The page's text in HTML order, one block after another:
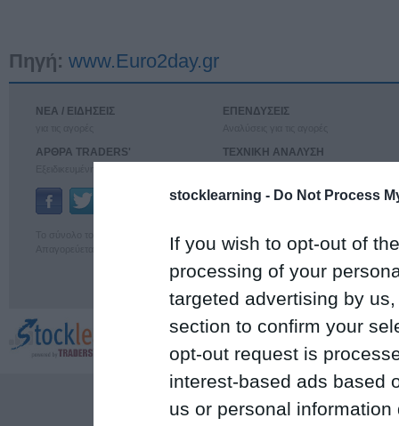
stocklearning - Do Not Process
If you wish to opt-out of
processing of your
targeted advertising by
section to confirm your
opt-out request is
interest-based ads based
us or personal
Πηγή: www.Euro2day.gr
ΝΕΑ / ΕΙΔΗΣΕΙΣ
ΑΡΘΡΑ TRADERS'
ΕΠΕΝΔΥΣΕΙΣ
ΤΕΧΝΙΚΗ ΑΝΑΛΥΣΗ
Ταυτότητα Επικοινωνία
Το σύνολο του περιεχομένου και των υπηρεσιών του euro2day διατίθεται στους
Απαγορεύεται η χρήση και η επαναδημοσίευσή του χωρίς τη γραπτή άδεια του